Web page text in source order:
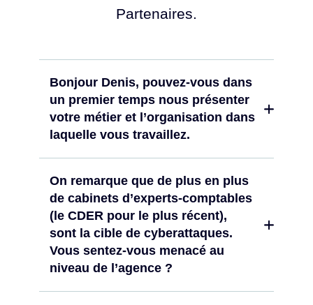
Partenaires.
Bonjour Denis, pouvez-vous dans
un premier temps nous présenter
votre métier et l’organisation dans
laquelle vous travaillez.
On remarque que de plus en plus
de cabinets d’experts-comptables
(le CDER pour le plus récent),
sont la cible de cyberattaques.
Vous sentez-vous menacé au
niveau de l’agence ?